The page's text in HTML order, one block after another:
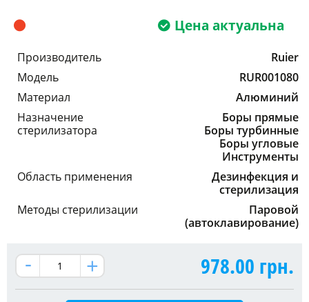
Цена актуальна
Производитель
Ruier
Модель
RUR001080
Материал
Алюминий
Назначение
стерилизатора
Боры прямые
Боры турбинные
Боры угловые
Инструменты
Область применения
Дезинфекция и
стерилизация
Методы стерилизации
Паровой
(автоклавирование)
978.00 грн.